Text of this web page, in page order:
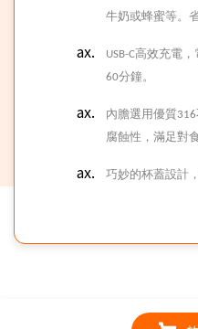
牛奶或蜂蜜等。
USB-C高效充電，
60分鐘。
內膽選用優質
腐蝕性，滿足對
巧妙的杯蓋設計